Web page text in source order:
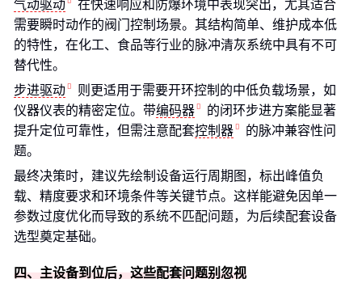
气动驱动
在快速响应和防爆环境中表现突出，尤其适合
需要瞬时动作的阀门控制场景。其结构简单、维护成本低
的特性，在化工、食品等行业的脉冲清灰系统中具有不可
替代性。
步进驱动
则更适用于需要开环控制的中低负载场景，如
仪器仪表的精密定位。带编码器
的闭环步进方案能显著
提升定位可靠性，但需注意配套控制器
的脉冲兼容性问
题。
最终决策时，建议先绘制设备运行周期图，标出峰值负
载、精度要求和环境条件等关键节点。这样能避免因单一
参数过度优化而导致的系统不匹配问题，为后续配套设备
选型奠定基础。
四、主设备到位后，这些配套问题别忽视